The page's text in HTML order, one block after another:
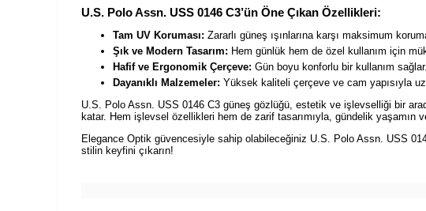
U.S. Polo Assn. USS 0146 C3’ün Öne Çıkan Özellikleri:
Tam UV Koruması: Zararlı güneş ışınlarına karşı maksimum
Şık ve Modern Tasarım: Hem günlük hem de özel kullanım için
Hafif ve Ergonomik Çerçeve: Gün boyu konforlu bir kullanım sağlar.
Dayanıklı Malzemeler: Yüksek kaliteli çerçeve ve cam yapısıyla
U.S. Polo Assn. USS 0146 C3 güneş gözlüğü, estetik ve işlevselliği bir
katar. Hem işlevsel özellikleri hem de zarif tasarımıyla, gündelik yaşamın
Elegance Optik güvencesiyle sahip olabileceğiniz U.S. Polo Assn. USS
stilin keyfini çıkarın!